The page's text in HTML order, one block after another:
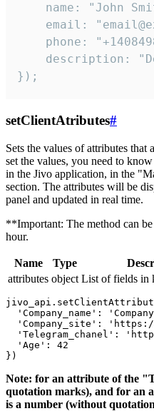
name: "John
email:
phone:
description:
});
setClientAtributes#
Sets the values ​​of attributes
set the values, you need to
in the Jivo application, in the
section. The attributes will be
panel and updated in real time.
**Important: The method can
hour.
Name Type
attributes object List of fields in
'Company_name':
'Company_site':
'Telegram_chanel':
  'Age': 42
Note: for an attribute of the
quotation marks), and for an
is a number (without